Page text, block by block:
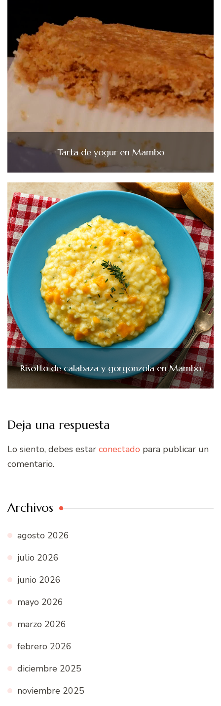
Tarta de yogur en Mambo
Risotto de calabaza y gorgonzola en Mambo
Deja una respuesta
Lo siento, debes estar conectado para publicar un
comentario.
Archivos
agosto 2026
julio 2026
junio 2026
mayo 2026
marzo 2026
febrero 2026
diciembre 2025
noviembre 2025